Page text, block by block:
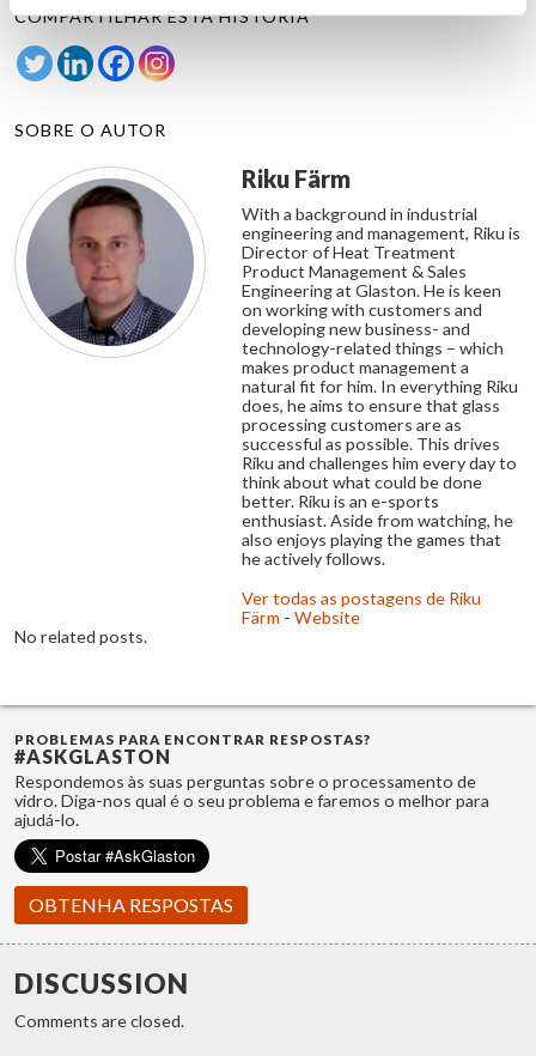
COMPARTILHAR ESTA HISTÓRIA
SOBRE O AUTOR
Riku Färm
With a background in industrial
engineering and management, Riku is
Director of Heat Treatment
Product Management & Sales
Engineering at Glaston. He is keen
on working with customers and
developing new business- and
technology-related things – which
makes product management a
natural fit for him. In everything Riku
does, he aims to ensure that glass
processing customers are as
successful as possible. This drives
Riku and challenges him every day to
think about what could be done
better. Riku is an e-sports
enthusiast. Aside from watching, he
also enjoys playing the games that
he actively follows.
Ver todas as postagens de Riku
Färm - Website
No related posts.
PROBLEMAS PARA ENCONTRAR RESPOSTAS?
#ASKGLASTON
Respondemos às suas perguntas sobre o processamento de
vidro. Diga-nos qual é o seu problema e faremos o melhor para
ajudá-lo.
OBTENHA RESPOSTAS
DISCUSSION
Comments are closed.